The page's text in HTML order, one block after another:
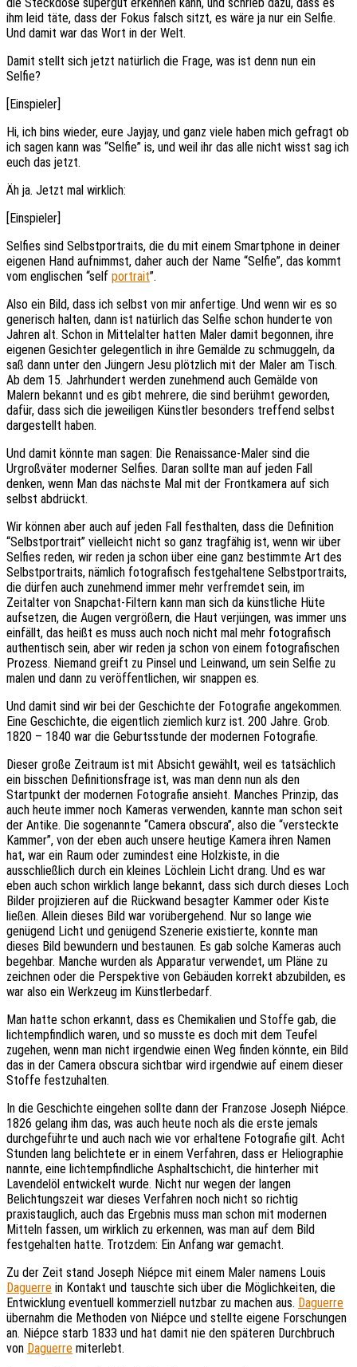
ihm leid täte, dass der Fokus falsch sitzt, es wäre ja nur ein Selfie.
Und damit war das Wort in der Welt.
Damit stellt sich jetzt natürlich die Frage, was ist denn nun ein
Selfie?
[Einspieler]
Hi, ich bins wieder, eure Jayjay, und ganz viele haben mich gefragt ob
ich sagen kann was “Selfie” is, und weil ihr das alle nicht wisst sag ich
euch das jetzt.
Äh ja. Jetzt mal wirklich:
[Einspieler]
Selfies sind Selbstportraits, die du mit einem Smartphone in deiner
eigenen Hand aufnimmst, daher auch der Name “Selfie”, das kommt
vom englischen “self portrait”.
Also ein Bild, dass ich selbst von mir anfertige. Und wenn wir es so
generisch halten, dann ist natürlich das Selfie schon hunderte von
Jahren alt. Schon in Mittelalter hatten Maler damit begonnen, ihre
eigenen Gesichter gelegentlich in ihre Gemälde zu schmuggeln, da
saß dann unter den Jüngern Jesu plötzlich mit der Maler am Tisch.
Ab dem 15. Jahrhundert werden zunehmend auch Gemälde von
Malern bekannt und es gibt mehrere, die sind berühmt geworden,
dafür, dass sich die jeweiligen Künstler besonders treffend selbst
dargestellt haben.
Und damit könnte man sagen: Die Renaissance-Maler sind die
Urgroßväter moderner Selfies. Daran sollte man auf jeden Fall
denken, wenn Man das nächste Mal mit der Frontkamera auf sich
selbst abdrückt.
Wir können aber auch auf jeden Fall festhalten, dass die Definition
“Selbstportrait” vielleicht nicht so ganz tragfähig ist, wenn wir über
Selfies reden, wir reden ja schon über eine ganz bestimmte Art des
Selbstportraits, nämlich fotografisch festgehaltene Selbstportraits,
die dürfen auch zunehmend immer mehr verfremdet sein, im
Zeitalter von Snapchat-Filtern kann man sich da künstliche Hüte
aufsetzen, die Augen vergrößern, die Haut verjüngen, was immer uns
einfällt, das heißt es muss auch noch nicht mal mehr fotografisch
authentisch sein, aber wir reden ja schon von einem fotografischen
Prozess. Niemand greift zu Pinsel und Leinwand, um sein Selfie zu
malen und dann zu veröffentlichen, wir snappen es.
Und damit sind wir bei der Geschichte der Fotografie angekommen.
Eine Geschichte, die eigentlich ziemlich kurz ist. 200 Jahre. Grob.
1820 – 1840 war die Geburtsstunde der modernen Fotografie.
Dieser große Zeitraum ist mit Absicht gewählt, weil es tatsächlich
ein bisschen Definitionsfrage ist, was man denn nun als den
Startpunkt der modernen Fotografie ansieht. Manches Prinzip, das
auch heute immer noch Kameras verwenden, kannte man schon seit
der Antike. Die sogenannte “Camera obscura”, also die “versteckte
Kammer”, von der eben auch unsere heutige Kamera ihren Namen
hat, war ein Raum oder zumindest eine Holzkiste, in die
ausschließlich durch ein kleines Löchlein Licht drang. Und es war
eben auch schon wirklich lange bekannt, dass sich durch dieses Loch
Bilder projizieren auf die Rückwand besagter Kammer oder Kiste
ließen. Allein dieses Bild war vorübergehend. Nur so lange wie
genügend Licht und genügend Szenerie existierte, konnte man
dieses Bild bewundern und bestaunen. Es gab solche Kameras auch
begehbar. Manche wurden als Apparatur verwendet, um Pläne zu
zeichnen oder die Perspektive von Gebäuden korrekt abzubilden, es
war also ein Werkzeug im Künstlerbedarf.
Man hatte schon erkannt, dass es Chemikalien und Stoffe gab, die
lichtempfindlich waren, und so musste es doch mit dem Teufel
zugehen, wenn man nicht irgendwie einen Weg finden könnte, ein Bild
das in der Camera obscura sichtbar wird irgendwie auf einem dieser
Stoffe festzuhalten.
In die Geschichte eingehen sollte dann der Franzose Joseph Niépce.
1826 gelang ihm das, was auch heute noch als die erste jemals
durchgeführte und auch nach wie vor erhaltene Fotografie gilt. Acht
Stunden lang belichtete er in einem Verfahren, dass er Heliographie
nannte, eine lichtempfindliche Asphaltschicht, die hinterher mit
Lavendelöl entwickelt wurde. Nicht nur wegen der langen
Belichtungszeit war dieses Verfahren noch nicht so richtig
praxistauglich, auch das Ergebnis muss man schon mit modernen
Mitteln fassen, um wirklich zu erkennen, was man auf dem Bild
festgehalten hatte. Trotzdem: Ein Anfang war gemacht.
Zu der Zeit stand Joseph Niépce mit einem Maler namens Louis
Daguerre in Kontakt und tauschte sich über die Möglichkeiten, die
Entwicklung eventuell kommerziell nutzbar zu machen aus. Daguerre
übernahm die Methoden von Niépce und stellte eigene Forschungen
an. Niépce starb 1833 und hat damit nie den späteren Durchbruch
von Daguerre miterlebt.